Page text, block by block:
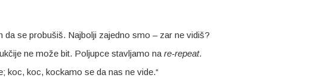
da se probušiš. Najbolji zajedno smo – zar ne vidiš?
ne može bit. Poljupce stavljamo na re-repeat.
koc, koc, kockamo se da nas ne vide.“